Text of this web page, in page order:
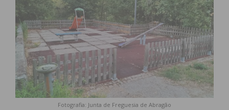
Fotografia: Junta de Freguesia de Abragão